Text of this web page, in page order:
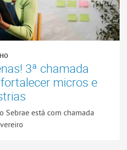
3ª chamada
micros e
Sebrae está com chamada